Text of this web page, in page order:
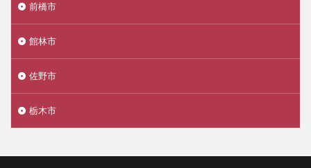
前橋市
館林市
佐野市
栃木市